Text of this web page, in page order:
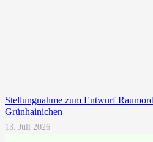
Stellungnahme zum Entwurf
Grünhainichen
13. Juli 2026